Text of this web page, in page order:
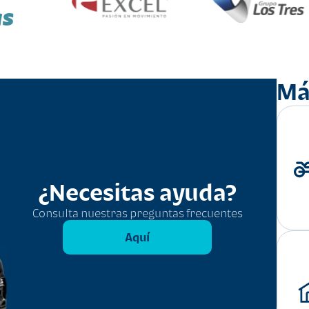
¿Necesitas ayuda?
Consulta nuestras preguntas frecuentes
Aquí